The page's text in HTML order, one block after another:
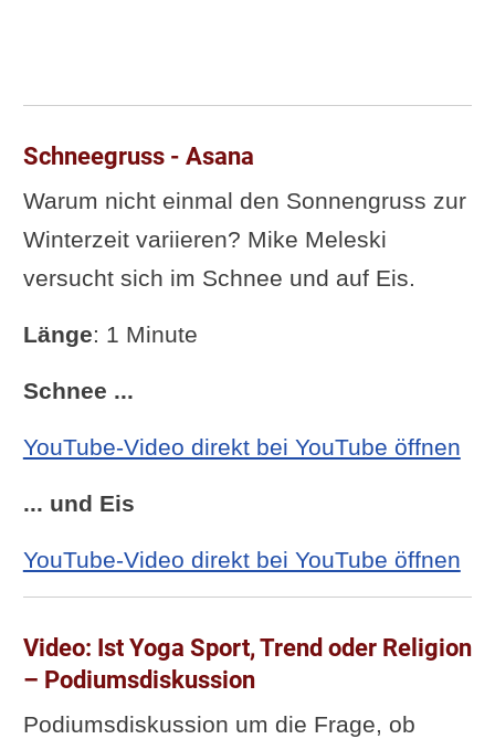
Schneegruss - Asana
Warum nicht einmal den Sonnengruss zur
Winterzeit variieren? Mike Meleski
versucht sich im Schnee und auf Eis.
Länge: 1 Minute
Schnee ...
YouTube-Video direkt bei YouTube öffnen
... und Eis
YouTube-Video direkt bei YouTube öffnen
Video: Ist Yoga Sport, Trend oder Religion
– Podiumsdiskussion
Podiumsdiskussion um die Frage, ob